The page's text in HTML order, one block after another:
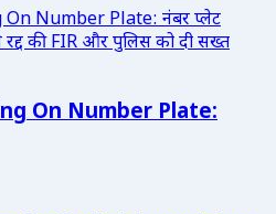
On Number Plate: